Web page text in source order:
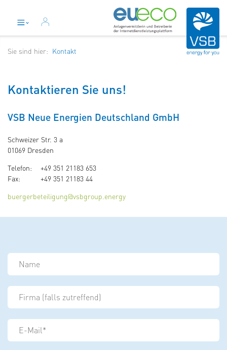
Sie sind hier: Kontakt
Kontaktieren Sie uns!
VSB Neue Energien Deutschland GmbH
Schweizer Str. 3 a
01069 Dresden
Telefon:
+49 351 21183 653
Fax:
+49 351 21183 44
buergerbeteiligung@vsbgroup.energy